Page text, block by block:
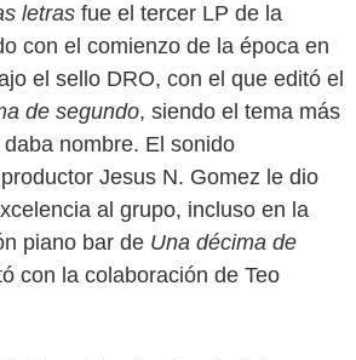
letras fue el tercer LP de la
con el comienzo de la época en
el sello DRO, con el que editó el
de segundo, siendo el tema más
nombre. El sonido
Jesus N. Gomez le dio
al grupo, incluso en la
piano bar de Una décima de
con la colaboración de Teo